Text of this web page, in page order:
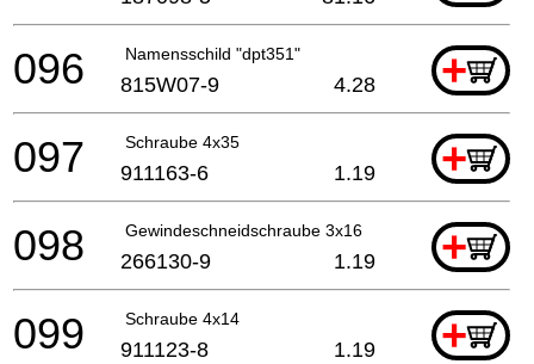
Namensschild "dpt351" +
096 815W07-9 4.28
Schraube 4x35 +
097 911163-6 1.19
Gewindeschneidschraube 3x16 +
098 266130-9 1.19
Schraube 4x14 +
099 911123-8 1.19